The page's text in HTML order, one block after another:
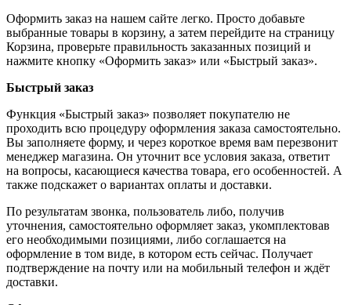
Оформить заказ на нашем сайте легко. Просто добавьте
выбранные товары в корзину, а затем перейдите на страницу
Корзина, проверьте правильность заказанных позиций и
нажмите кнопку «Оформить заказ» или «Быстрый заказ».
Быстрый заказ
Функция «Быстрый заказ» позволяет покупателю не
проходить всю процедуру оформления заказа самостоятельно.
Вы заполняете форму, и через короткое время вам перезвонит
менеджер магазина. Он уточнит все условия заказа, ответит
на вопросы, касающиеся качества товара, его особенностей. А
также подскажет о вариантах оплаты и доставки.
По результатам звонка, пользователь либо, получив
уточнения, самостоятельно оформляет заказ, укомплектовав
его необходимыми позициями, либо соглашается на
оформление в том виде, в котором есть сейчас. Получает
подтверждение на почту или на мобильный телефон и ждёт
доставки.